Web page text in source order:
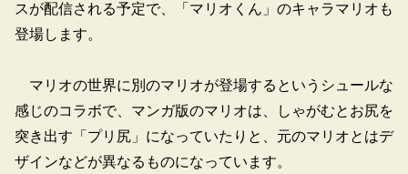
スが配信される予定で、「マリオくん」のキャラマリオも
登場します。
マリオの世界に別のマリオが登場するというシュールな
感じのコラボで、マンガ版のマリオは、しゃがむとお尻を
突き出す「プリ尻」になっていたりと、元のマリオとはデ
ザインなどが異なるものになっています。